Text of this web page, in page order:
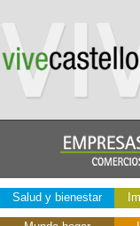
Salud y bienestar